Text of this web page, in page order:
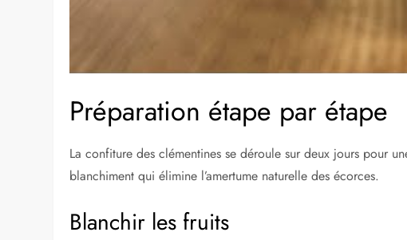
Préparation étape par étape
La confiture des clémentines se déroule sur deux jours pour
blanchiment qui élimine l’amertume naturelle des écorces.
Blanchir les fruits